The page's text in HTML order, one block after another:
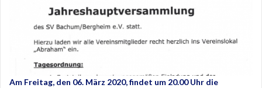
Am Freitag, den 06. März 2020, findet um 20.00 Uhr die